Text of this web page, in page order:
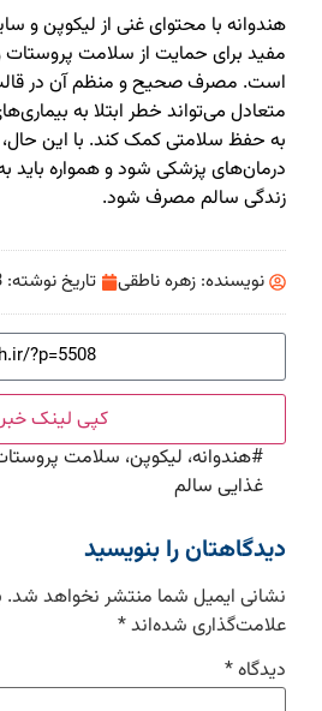
هندوانه با محتوای غنی از لیکوپن و
مفید برای حمایت از سلامت
است. مصرف صحیح و منظم آن در
متعادل می‌تواند خطر ابتلا به
به حفظ سلامتی کمک کند. با این حال،
درمان‌های پزشکی شود و همواره
زندگی سالم مصرف شود.
نویسنده: زهره ناطقی تاریخ نوشته: 3
کپی لینک خبر
#هندوانه، لیکوپن، سلامت
غذایی سالم
دیدگاهتان را بنویسید
نشانی ایمیل شما منتشر نخواهد شد.
علامت‌گذاری شده‌اند*
دیدگاه*